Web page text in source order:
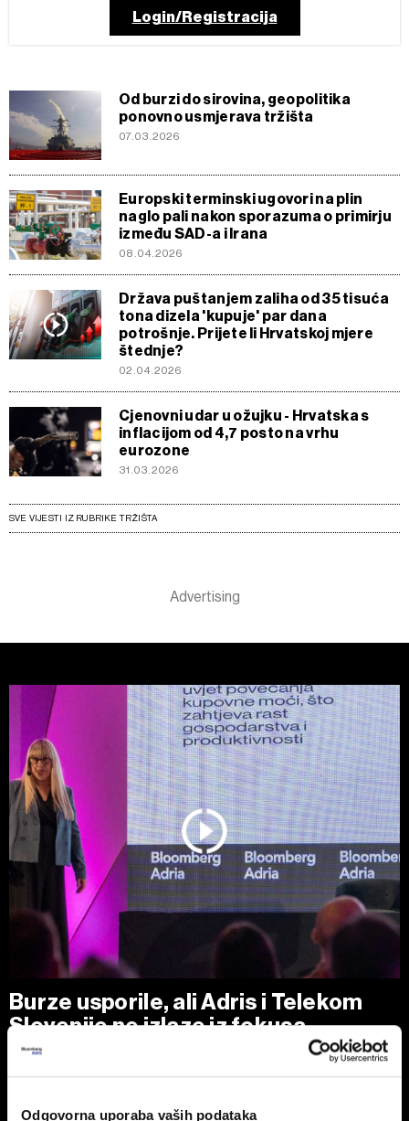
Odgovorna uporaba vaših podataka
Login/Registracija
Od burzi do sirovina, geopolitika
ponovno usmjerava tržišta
07.03.2026
Europski terminski ugovori na plin
naglo pali nakon sporazuma o primirju
između SAD-a i Irana
08.04.2026
Država puštanjem zaliha od 35 tisuća
tona dizela 'kupuje' par dana
potrošnje. Prijete li Hrvatskoj mjere
štednje?
02.04.2026
Cjenovni udar u ožujku - Hrvatska s
inflacijom od 4,7 posto na vrhu
eurozone
31.03.2026
SVE VIJESTI IZ RUBRIKE TRŽIŠTA
Burze usporile, ali Adris i Telekom
Slovenije ne izlaze iz fokusa
Na Zagrebačkoj burzi smirivanje prometa u odnosu na